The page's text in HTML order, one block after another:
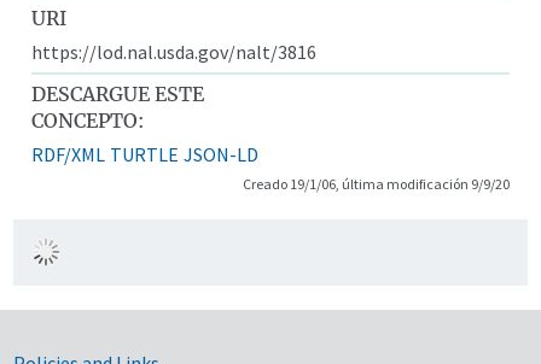
URI
https://lod.nal.usda.gov/nalt/3816
DESCARGUE ESTE
CONCEPTO:
RDF/XML TURTLE JSON-LD
Creado 19/1/06, última modificación 9/9/20